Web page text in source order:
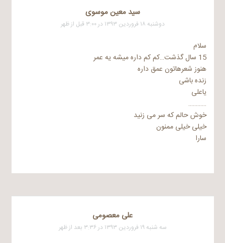
سید معین موسوی
دوشنبه ۱۸ فروردین ۱۳۹۳ در ۳:۰۰ قبل از ظهر
سلام
15 سال گذشت…کم کم داره میشه یه عمر
هنوز شعرهاتون عمق داره
زنده باشی
یاعلی
…………
خوش حالم که سر می زنید
خیلی خیلی ممنون
سارا
علی معصومی
سه شنبه ۱۹ فروردین ۱۳۹۳ در ۳:۳۶ بعد از ظهر